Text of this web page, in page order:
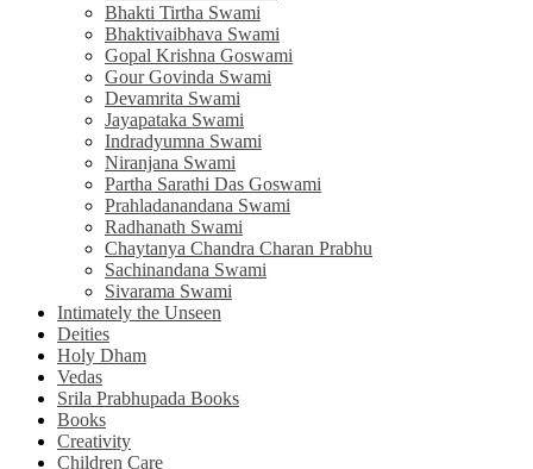
Bhakti Tirtha Swami
Bhaktivaibhava Swami
Gopal Krishna Goswami
Gour Govinda Swami
Devamrita Swami
Jayapataka Swami
Indradyumna Swami
Niranjana Swami
Partha Sarathi Das Goswami
Prahladanandana Swami
Radhanath Swami
Chaytanya Chandra Charan Prabhu
Sachinandana Swami
Sivarama Swami
Intimately the Unseen
Deities
Holy Dham
Vedas
Srila Prabhupada Books
Books
Creativity
Children Care